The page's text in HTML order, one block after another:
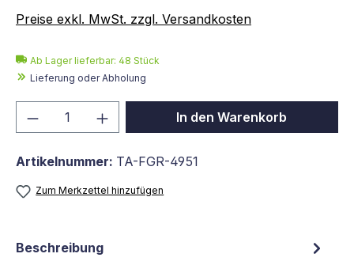
Preise exkl. MwSt. zzgl. Versandkosten
Ab Lager lieferbar: 48 Stück
Lieferung oder Abholung
Produkt Anzahl: Gib denIn den Warenkorb
Artikelnummer: TA-FGR-4951
Zum Merkzettel hinzufügen
Beschreibung